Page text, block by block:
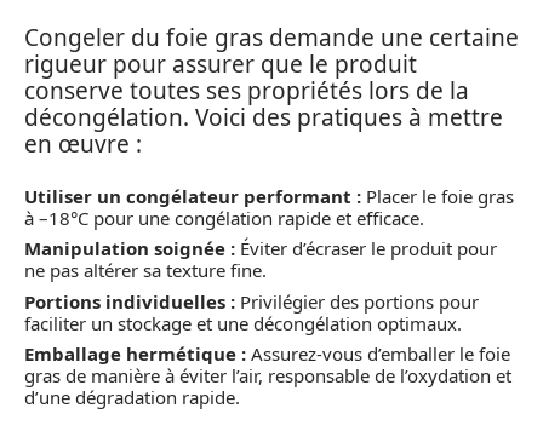
Congeler du foie gras demande une certaine
rigueur pour assurer que le produit
conserve toutes ses propriétés lors de la
décongélation. Voici des pratiques à mettre
en œuvre :
Utiliser un congélateur performant : Placer le foie gras
à –18°C pour une congélation rapide et efficace.
Manipulation soignée : Éviter d’écraser le produit pour
ne pas altérer sa texture fine.
Portions individuelles : Privilégier des portions pour
faciliter un stockage et une décongélation optimaux.
Emballage hermétique : Assurez-vous d’emballer le foie
gras de manière à éviter l’air, responsable de l’oxydation et
d’une dégradation rapide.